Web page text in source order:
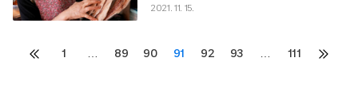
2021. 11. 15.
Posts
이전
1 … 89 90 91 92 93 … 111
다음